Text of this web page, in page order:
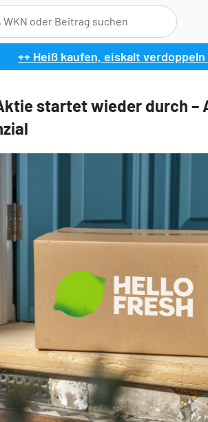
++ Heiß kaufen, eiskalt verdoppeln
startet wieder durch –